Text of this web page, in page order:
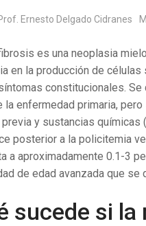
Ernesto Delgado Cidranes
es una neoplasia
en la producción de
constitucionales.
la enfermedad primaria,
y sustancias químicas
posterior a la policitemia
a aproximadamente 0.1-3
de edad avanzada que
sucede si